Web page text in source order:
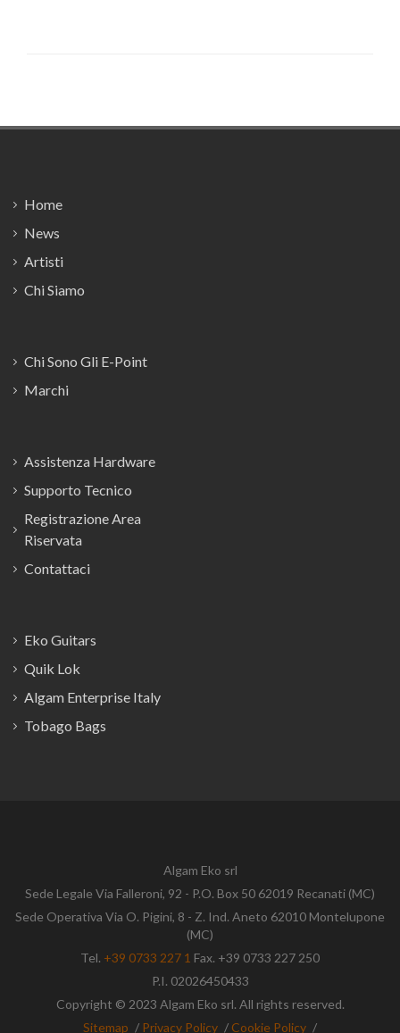
Home
News
Artisti
Chi Siamo
Chi Sono Gli E-Point
Marchi
Assistenza Hardware
Supporto Tecnico
Registrazione Area
Riservata
Contattaci
Eko Guitars
Quik Lok
Algam Enterprise Italy
Tobago Bags
Algam Eko srl
Sede Legale Via Falleroni, 92 - P.O. Box 50 62019 Recanati (MC)
Sede Operativa Via O. Pigini, 8 - Z. Ind. Aneto 62010 Montelupone
(MC)
Tel. +39 0733 227 1 Fax. +39 0733 227 250
P.I. 02026450433
Copyright © 2023 Algam Eko srl. All rights reserved.
Sitemap / Privacy Policy / Cookie Policy /